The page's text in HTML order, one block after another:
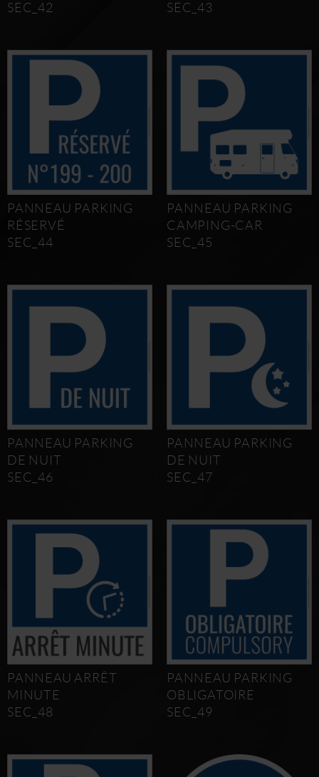
SEC_42
SEC_43
PANNEAU PARKING
RÉSERVÉ
SEC_44
PANNEAU PARKING
CAMPING-CAR
SEC_45
PANNEAU PARKING
DE NUIT
SEC_46
PANNEAU PARKING
DE NUIT
SEC_47
PANNEAU ARRÊT
MINUTE
SEC_48
PANNEAU PARKING
OBLIGATOIRE
SEC_49